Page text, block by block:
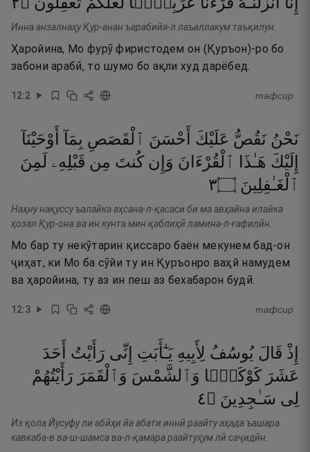
Инна анзалнаҳу Қур-анан ъарабийя-л лаъаллакум таъқилун.
Ҳаройина, Мо фурӯ фиристодем он (Қуръон)-ро бо
забони арабӣ, то шумо бо ақли худ дарёбед.
12:2 тафсир
نَحْنُ نَقُصُّ عَلَيْكَ أَحْسَنَ ٱلْقَصَصِ بِمَآ
أَوْحَيْنَآ
إِلَيْكَ هَـٰذَا ٱلْقُرْءَانَ وَإِن كُنتَ مِن قَبْلِهِۦ لَمِنَ
ٱلْغَـٰفِلِينَ ۝٣
Наҳну нақуссу ъалайка аҳсана-л-қасаси би ма авҳайна илайка
ҳозал Қур-она ва ин кунта мин қаблиҳӣ ламина-л-ғафилӣн.
Мо бар ту некӯтарин қиссаро баён мекунем бад-он
ҷиҳат, ки Мо ба сӯйи ту ин Қуръонро ваҳй намудем
ва ҳаройина, ту аз ин пеш аз бехабарон будӣ.
12:3 тафсир
إِذْ قَالَ يُوسُفُ لِأَبِيهِ يَـٰٓأَبَتِ إِنِّى رَأَيْتُ
أَحَدَ
عَشَرَ كَوْكَبًۭا وَٱلشَّمْسَ وَٱلْقَمَرَ رَأَيْتُهُمْ
لِى سَـٰجِدِينَ ۝٤
Из қола Йусуфу ли абӣҳи йа абати иннӣ раайту аҳада ъашара
кавкаба-в ва-ш-шамса ва-л-қамара раайтуҳум лӣ саҷидӣн.